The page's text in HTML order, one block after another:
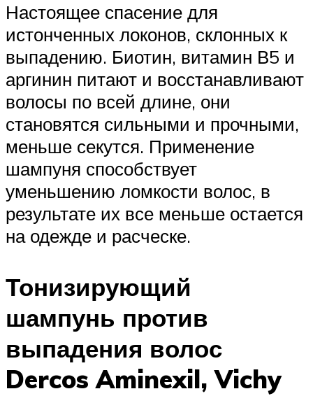
Настоящее спасение для
истонченных локонов, склонных к
выпадению. Биотин, витамин В5 и
аргинин питают и восстанавливают
волосы по всей длине, они
становятся сильными и прочными,
меньше секутся. Применение
шампуня способствует
уменьшению ломкости волос, в
результате их все меньше остается
на одежде и расческе.
Тонизирующий
шампунь против
выпадения волос
Dercos Aminexil, Vichy